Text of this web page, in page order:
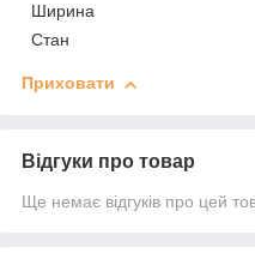
Ширина
Стан
Приховати
Відгуки про товар
Ще немає відгуків про цей